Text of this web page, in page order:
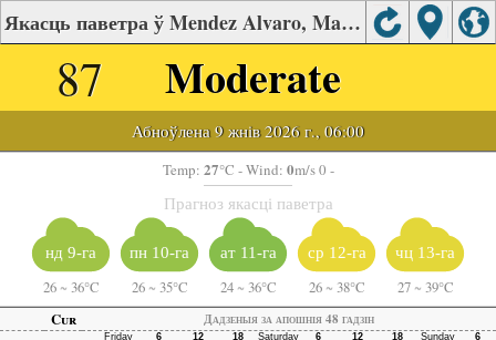
Якасць паветра ў Mendez Alvaro, Madrid
87 Moderate
Абноўлена 9 жнів 2026 г., 06:00
Temp: 27°C - Wind: 0m/s 0 -
Прагноз якасці паветра
нд 9-га
26 ~ 36°C
пн 10-га
26 ~ 35°C
ат 11-га
24 ~ 36°C
ср 12-га
26 ~ 38°C
чц 13-га
27 ~ 39°C
Cur
Дадзеныя за апошнія 48 гадзін